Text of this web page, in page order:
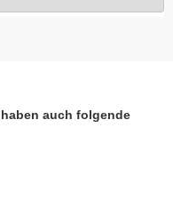
auch folgende